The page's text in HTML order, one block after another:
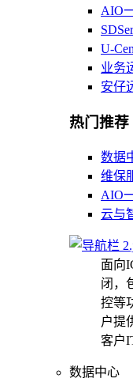
AIO
U-
业务
安仔
热门推荐
数据
维保
AIO
云与
面向
闭，
控等
户提
客户
数据中心